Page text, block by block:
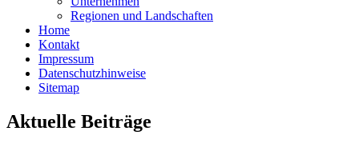
Regionen und Landschaften
Home
Kontakt
Impressum
Datenschutzhinweise
Sitemap
Aktuelle Beiträge